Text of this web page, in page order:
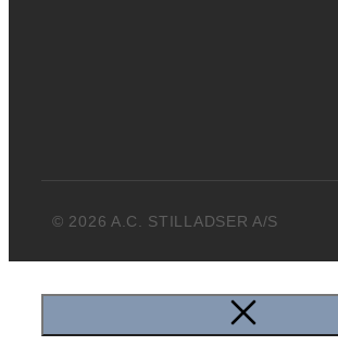
© 2026 A.C. STILLADSER A/S